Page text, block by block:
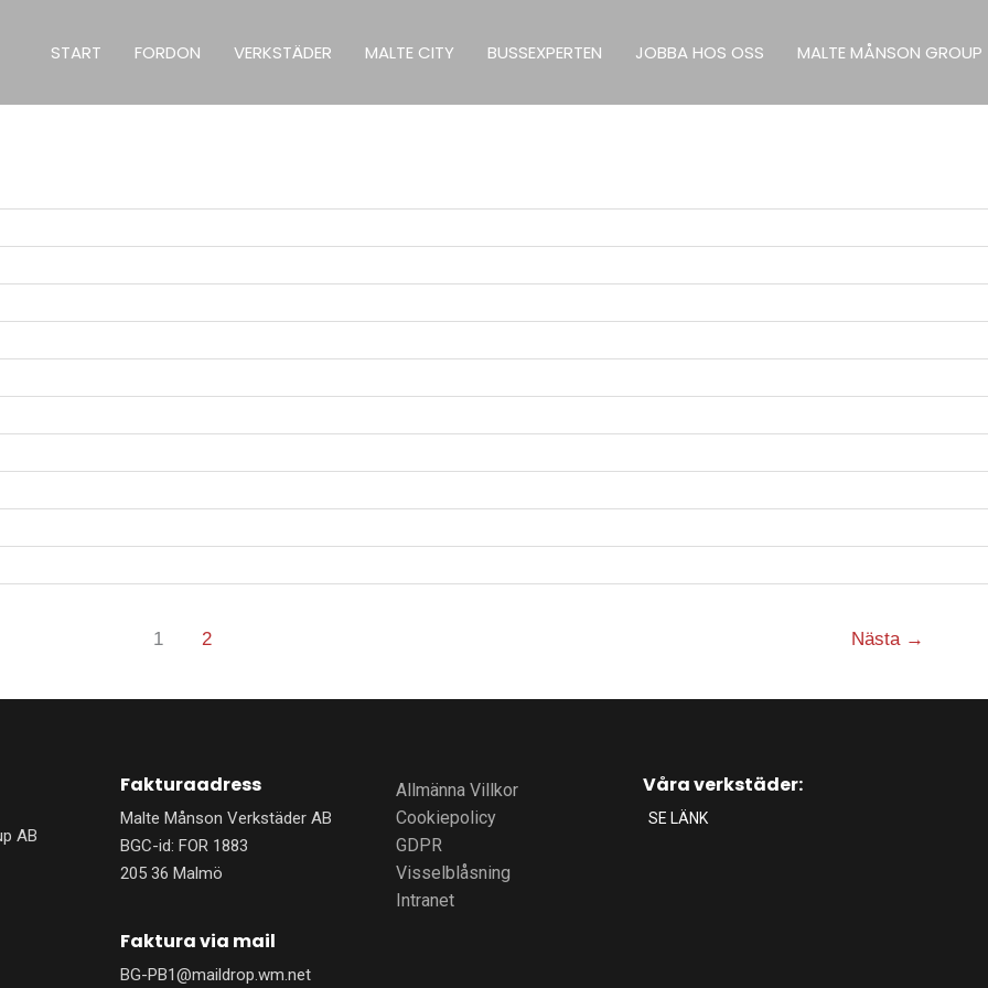
START FORDON VERKSTÄDER MALTE CITY BUSSEXPERTEN JOBBA HOS OSS MALTE MÅNSON GROUP
1 2 Nästa →
AB
Fakturaadress
Malte Månson Verkstäder AB
BGC-id: FOR 1883
205 36 Malmö
Faktura via mail
BG-PB1@maildrop.wm.net
Allmänna Villkor
Cookiepolicy
GDPR
Visselblåsning
Intranet
Våra verkstäder:
SE LÄNK